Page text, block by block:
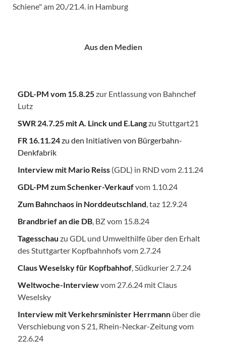
Schiene" am 20./21.4. in Hamburg
Aus den Medien
GDL-PM vom 15.8.25zur Entlassung von Bahnchef
Lutz
SWR 24.7.25 mit A. Linck und E.Langzu Stuttgart21
FR 16.11.24zu den Initiativen von Bürgerbahn-
Denkfabrik
Interview mit Mario Reiss (GDL) in RND vom 2.11.24
GDL-PM zum Schenker-Verkaufvom 1.10.24
Zum Bahnchaos in Norddeutschland, taz 12.9.24
Brandbrief an die DB, BZ vom 15.8.24
Tagesschau zu GDL und Umwelthilfe über den Erhalt
des Stuttgarter Kopfbahnhofs vom 2.7.24
Claus Weselsky für Kopfbahhof, Südkurier 2.7.24
Weltwoche-Interviewvom 27.6.24 mit Claus
Weselsky
Interview mit Verkehrsminister Herrmann über die
Verschiebung von S 21, Rhein-Neckar-Zeitung vom
22.6.24